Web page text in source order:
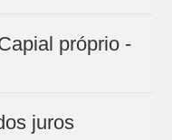
próprio -
juros